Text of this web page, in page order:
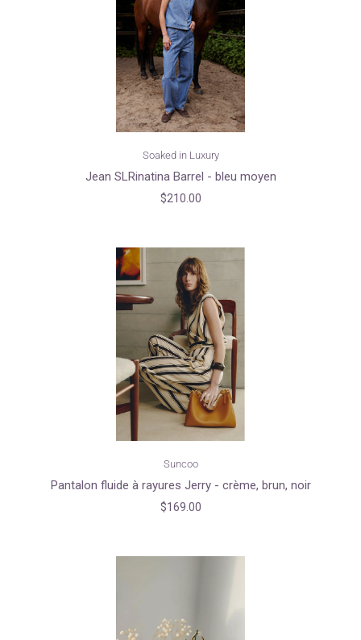
Soaked in Luxury
Jean SLRinatina Barrel - bleu moyen
$210.00
Suncoo
Pantalon fluide à rayures Jerry - crème, brun, noir
$169.00